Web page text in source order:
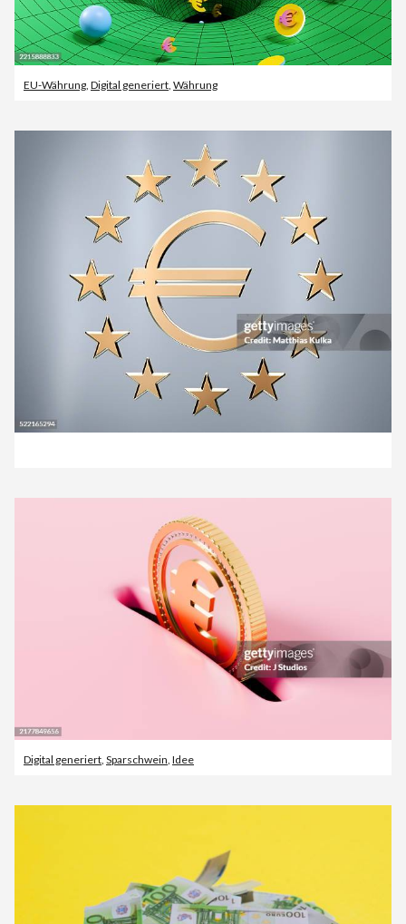
EU-Währung Digital generiert Währung
Digital generiert Sparschwein Idee